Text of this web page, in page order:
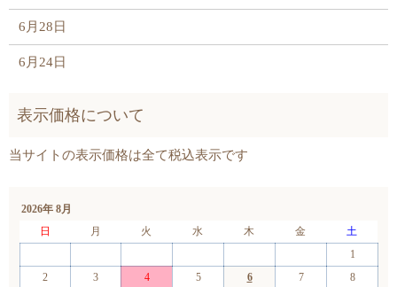
6月28日
6月24日
2026年 8月
日
月 火 水 木 金
土
1
2
3 4 5 6 7
8